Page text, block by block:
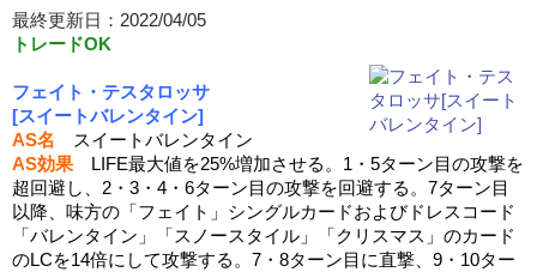
最終更新日：2022/04/05
トレードOK
フェイト・テスタロッサ
[スイートバレンタイン]
AS名 スイートバレンタイン
AS効果 LIFE最大値を25%増加させる。1・5ターン目の攻撃を
超回避し、2・3・4・6ターン目の攻撃を回避する。7ターン目
以降、味方の「フェイト」シングルカードおよびドレスコード
「バレンタイン」「スノースタイル」「クリスマス」のカード
のLCを14倍にして攻撃する。7・8ターン目に直撃、9・10ター